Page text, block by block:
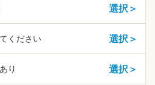
選択＞
ください 選択＞
り 選択＞